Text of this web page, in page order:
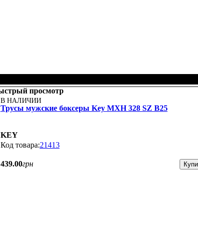
просмотр
В НАЛИЧИИ
Трусы мужские боксеры Key MXH 328 SZ B25
KEY
21413
439.00грн